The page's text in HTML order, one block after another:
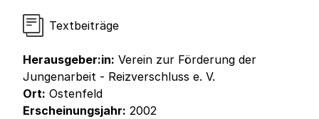
Textbeiträge
Herausgeber:in: Verein zur Förderung der
Jungenarbeit - Reizverschluss e. V.
Ort: Ostenfeld
Erscheinungsjahr: 2002